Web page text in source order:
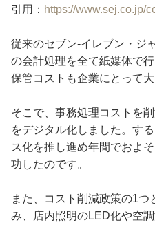
引用： https://www.sej.co.jp/
従来のセブン‐イレブン・ジ
の会計処理を全て紙媒体で
保管コストも企業にとって
そこで、事務処理コストを
をデジタル化しました。す
ス化を推し進め年間でおよ
功したのです。
また、コスト削減政策の1つ
み、店内照明のLED化や空